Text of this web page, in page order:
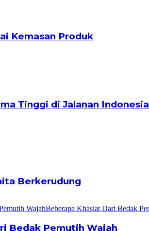
Kemasan Produk
Tinggi di Jalanan Indonesia
Berkerudung
Bedak Pemutih Wajah